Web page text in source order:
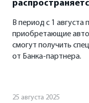
В период с 1 августа
приобретающие
смогут получить
от Банка-партнера.
25 августа 2025